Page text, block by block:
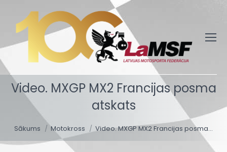
Video. MXGP MX2 Francijas posma
atskats
You are here:
Sākums Motokross Video. MXGP MX2 Francijas posma…